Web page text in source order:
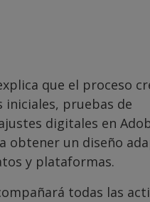
que el proceso
iniciales, pruebas de
digitales en
obtener un diseño
y plataformas.
todas las